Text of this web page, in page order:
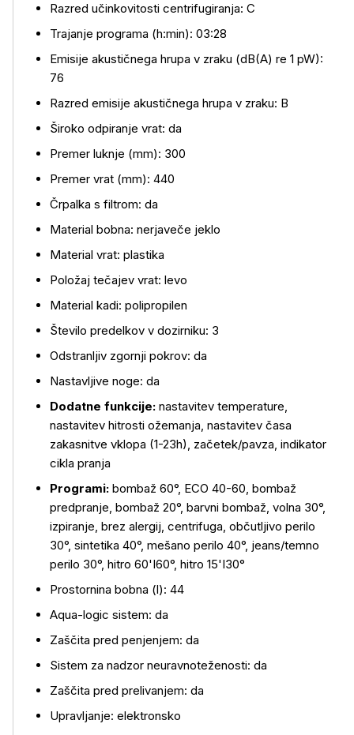
Več o izdelku
Razred učinkovitosti centrifugiranja: C
Trajanje programa (h:min): 03:28
Emisije akustičnega hrupa v zraku (dB(A) re 1 pW):
76
Razred emisije akustičnega hrupa v zraku: B
Široko odpiranje vrat: da
Premer luknje (mm): 300
Premer vrat (mm): 440
Črpalka s filtrom: da
Material bobna: nerjaveče jeklo
Material vrat: plastika
Položaj tečajev vrat: levo
Material kadi: polipropilen
Število predelkov v dozirniku: 3
Odstranljiv zgornji pokrov: da
Nastavljive noge: da
Dodatne funkcije: nastavitev temperature,
nastavitev hitrosti ožemanja, nastavitev časa
zakasnitve vklopa (1-23h), začetek/pavza, indikator
cikla pranja
Programi: bombaž 60°, ECO 40-60, bombaž
predpranje, bombaž 20°, barvni bombaž, volna 30°,
izpiranje, brez alergij, centrifuga, občutljivo perilo
30°, sintetika 40°, mešano perilo 40°, jeans/temno
perilo 30°, hitro 60'I60°, hitro 15'I30°
Prostornina bobna (l): 44
Aqua-logic sistem: da
Zaščita pred penjenjem: da
Sistem za nadzor neuravnoteženosti: da
Zaščita pred prelivanjem: da
Upravljanje: elektronsko